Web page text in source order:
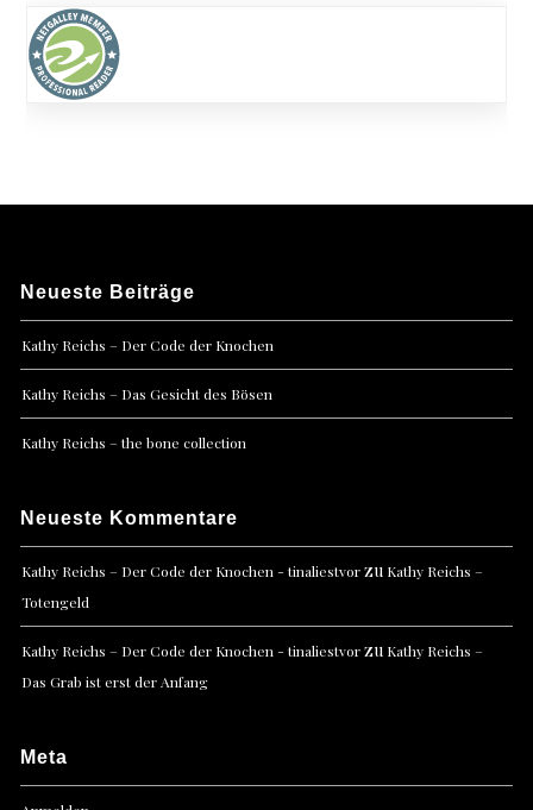
Neueste Beiträge
Kathy Reichs – Der Code der Knochen
Kathy Reichs – Das Gesicht des Bösen
Kathy Reichs – the bone collection
Neueste Kommentare
Kathy Reichs – Der Code der Knochen - tinaliestvorzu Kathy Reichs –
Totengeld
Kathy Reichs – Der Code der Knochen - tinaliestvorzu Kathy Reichs –
Das Grab ist erst der Anfang
Meta